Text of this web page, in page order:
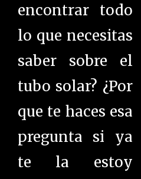
encontrar todo
lo que necesitas
saber sobre el
tubo solar? ¿Por
que te haces esa
pregunta si ya
te la estoy